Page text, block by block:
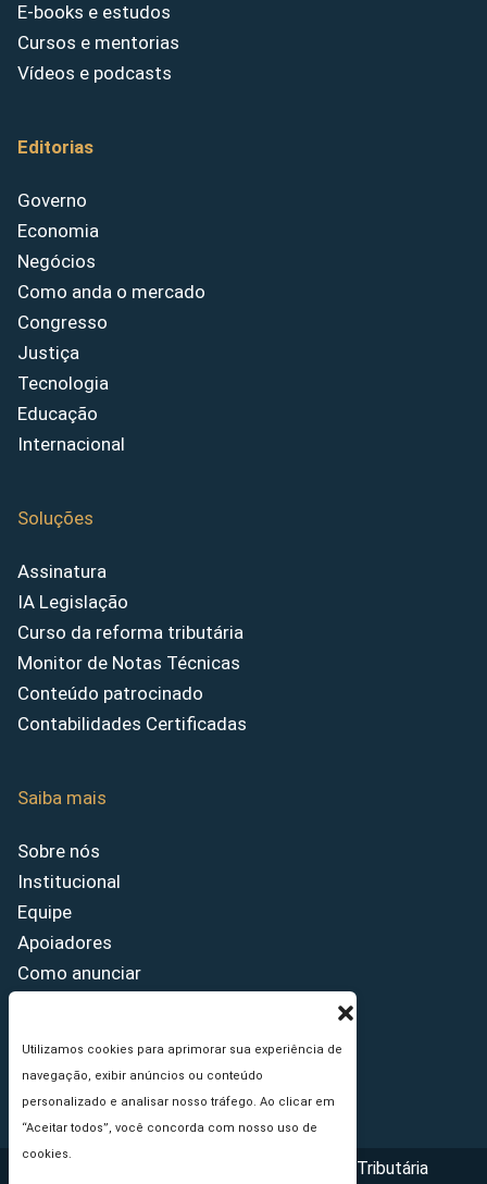
Utilizamos cookies para aprimorar sua experiência de
navegação, exibir anúncios ou conteúdo
personalizado e analisar nosso tráfego. Ao clicar em
“Aceitar todos”, você concorda com nosso uso de
cookies.
E-books e estudos
Cursos e mentorias
Vídeos e podcasts
Editorias
Governo
Economia
Negócios
Como anda o mercado
Congresso
Justiça
Tecnologia
Educação
Internacional
Soluções
Assinatura
IA Legislação
Curso da reforma tributária
Monitor de Notas Técnicas
Conteúdo patrocinado
Contabilidades Certificadas
Saiba mais
Sobre nós
Institucional
Equipe
Apoiadores
Como anunciar
Princípios Editoriais
Copyright © 2026 - Portal da Reforma Tributária